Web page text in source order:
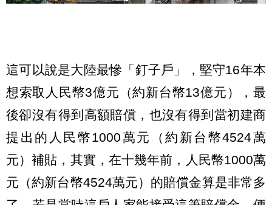
這可以說是大陸最慘「釘子戶」，堅守16年本
想索取人民幣3億元（約新台幣13億元），最
後卻沒有得到高額賠償，也沒有得到當初建商
提出的人民幣1000萬元（約新台幣4524萬
元）補貼，其實，在十幾年前，人民幣1000萬
元（約新台幣4524萬元）的賠償金算是非常多